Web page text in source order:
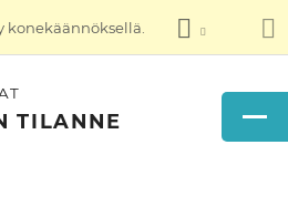
konekäännöksellä.
TILANNE